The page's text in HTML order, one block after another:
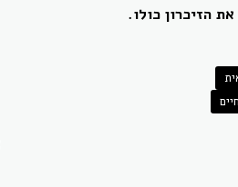
הזיכרון כולו.